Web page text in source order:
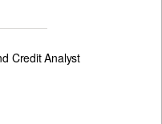
Credit Analyst